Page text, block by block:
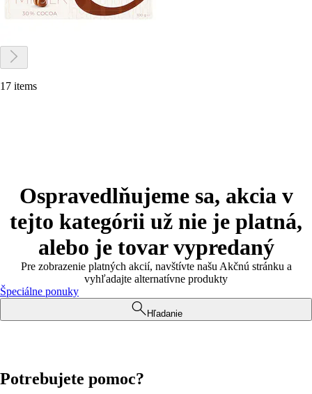
17 items
Ospravedlňujeme sa, akcia v
tejto kategórii už nie je platná,
alebo je tovar vypredaný
Pre zobrazenie platných akcií, navštívte našu Akčnú stránku a
vyhľadajte alternatívne produkty
Špeciálne ponuky
Hľadanie
Potrebujete pomoc?